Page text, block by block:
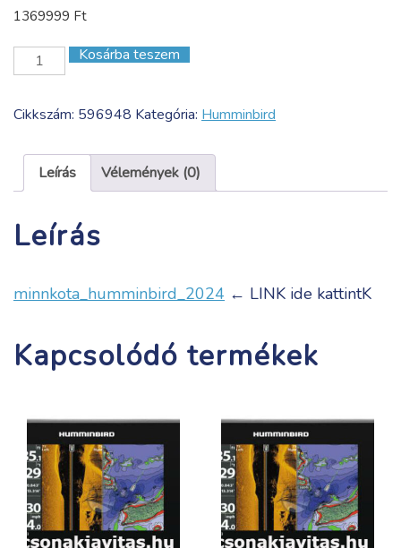
1369999 Ft
SOLIX
12
Mega
GPS
G3
Kosárba teszem
Cikkszám: 596948 Kategória: Humminbird
Leírás Vélemények (0)
Leírás
minnkota_humminbird_2024 ← LINK ide kattintK
Kapcsolódó termékek